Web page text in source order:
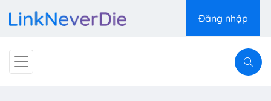
Đăng nhập